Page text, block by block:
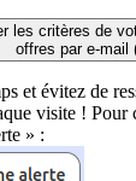
les critères de
offres par e-mail
et évitez de
visite !
» :